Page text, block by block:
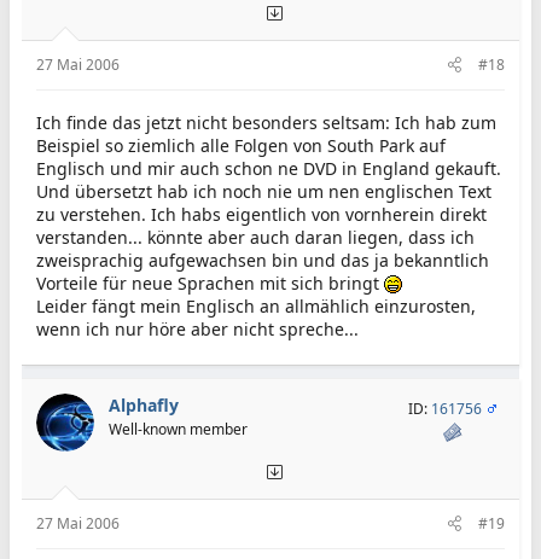
27 Mai 2006 #18
Ich finde das jetzt nicht besonders seltsam: Ich hab zum
Beispiel so ziemlich alle Folgen von South Park auf
Englisch und mir auch schon ne DVD in England gekauft.
Und übersetzt hab ich noch nie um nen englischen Text
zu verstehen. Ich habs eigentlich von vornherein direkt
verstanden... könnte aber auch daran liegen, dass ich
zweisprachig aufgewachsen bin und das ja bekanntlich
Vorteile für neue Sprachen mit sich bringt
Leider fängt mein Englisch an allmählich einzurosten,
wenn ich nur höre aber nicht spreche...
Alphafly
Well-known member
ID: 161756
27 Mai 2006 #19